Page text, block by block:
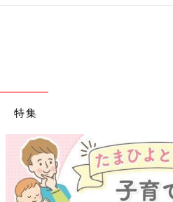
特集